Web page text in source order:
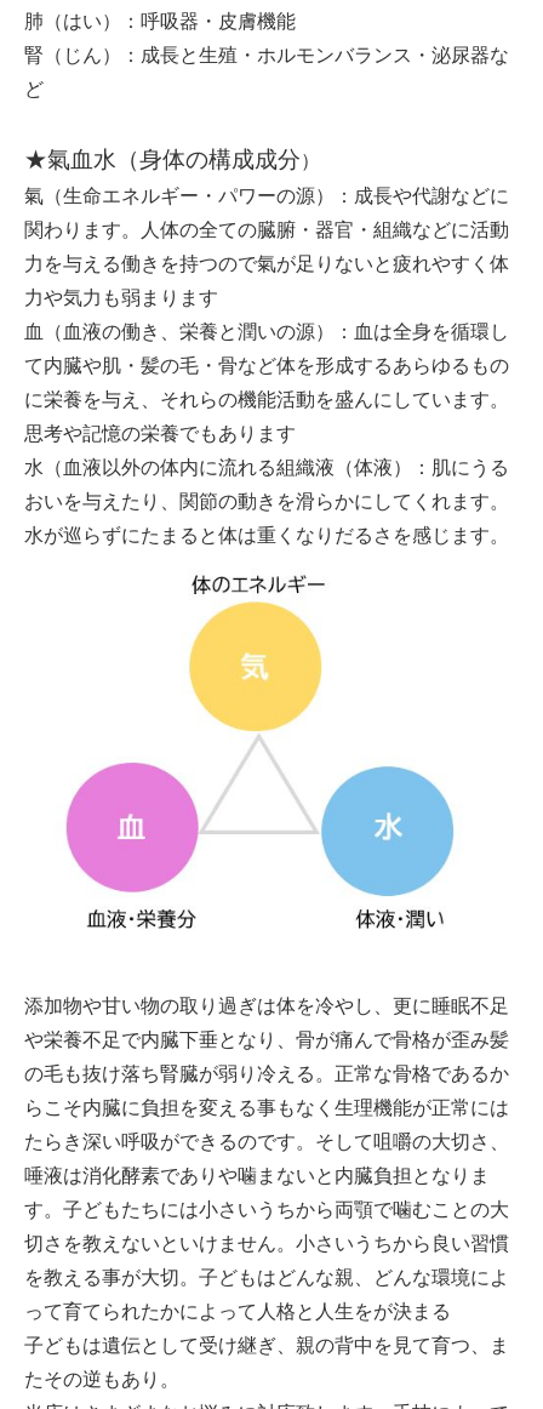
肺（はい）：呼吸器・皮膚機能
腎（じん）：成長と生殖・ホルモンバランス・泌尿器な
ど
★氣血水（身体の構成成分）
氣（生命エネルギー・パワーの源）：成長や代謝などに
関わります。人体の全ての臓腑・器官・組織などに活動
力を与える働きを持つので氣が足りないと疲れやすく体
力や気力も弱まります
血（血液の働き、栄養と潤いの源）：血は全身を循環し
て内臓や肌・髪の毛・骨など体を形成するあらゆるもの
に栄養を与え、それらの機能活動を盛んにしています。
思考や記憶の栄養でもあります
水（血液以外の体内に流れる組織液（体液）：肌にうる
おいを与えたり、関節の動きを滑らかにしてくれます。
水が巡らずにたまると体は重くなりだるさを感じます。
添加物や甘い物の取り過ぎは体を冷やし、更に睡眠不足
や栄養不足で内臓下垂となり、骨が痛んで骨格が歪み髪
の毛も抜け落ち腎臓が弱り冷える。正常な骨格であるか
らこそ内臓に負担を変える事もなく生理機能が正常には
たらき深い呼吸ができるのです。そして 咀嚼の大切さ、
唾液は消化酵素でありや噛まないと内臓負担となりま
す。子どもたちには小さいうちから両顎で噛むことの大
切さを教えないといけません。小さいうちから良い習慣
を教える事が大切。子どもはどんな親、どんな環境によ
って育てられたかによって人格と人生をが決まる
子どもは遺伝として受け継ぎ、親の背中を見て育つ、ま
たその逆もあり。